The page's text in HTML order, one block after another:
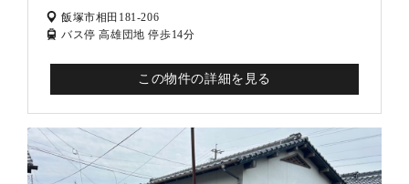
飯塚市相田181-206
バス停 高雄団地 停歩14分
この物件の詳細を見る